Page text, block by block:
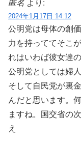
匿名 より:
2024年1月17日 14:12
公明党は母体の創
力を持っててそこ
れはいわば彼女達
公明党としては婦
そして自民党が裏
んだと思います。
ますね。国交省の
え